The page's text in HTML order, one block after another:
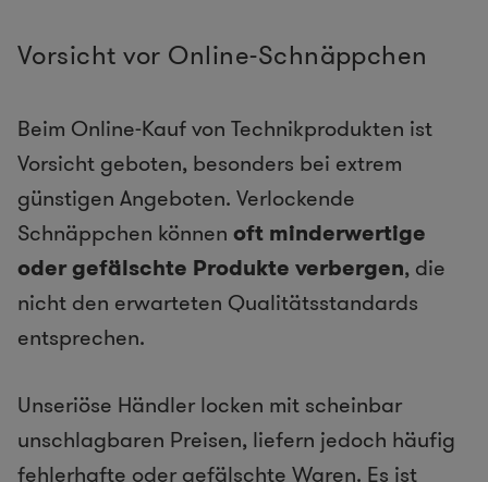
Vorsicht vor Online-Schnäppchen
Beim Online-Kauf von Technikprodukten ist
Vorsicht geboten, besonders bei extrem
günstigen Angeboten. Verlockende
Schnäppchen können oft minderwertige
oder gefälschte Produkte verbergen, die
nicht den erwarteten Qualitätsstandards
entsprechen.
Unseriöse Händler locken mit scheinbar
unschlagbaren Preisen, liefern jedoch häufig
fehlerhafte oder gefälschte Waren. Es ist